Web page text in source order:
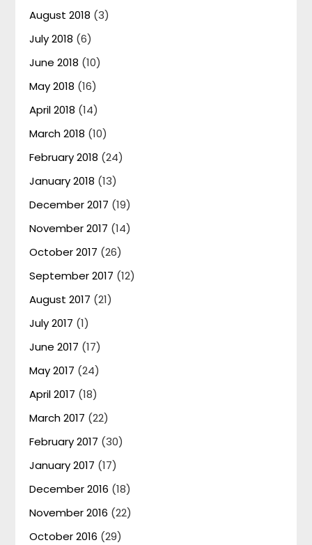
August 2018 (3)
July 2018 (6)
June 2018 (10)
May 2018 (16)
April 2018 (14)
March 2018 (10)
February 2018 (24)
January 2018 (13)
December 2017 (19)
November 2017 (14)
October 2017 (26)
September 2017 (12)
August 2017 (21)
July 2017 (1)
June 2017 (17)
May 2017 (24)
April 2017 (18)
March 2017 (22)
February 2017 (30)
January 2017 (17)
December 2016 (18)
November 2016 (22)
October 2016 (29)